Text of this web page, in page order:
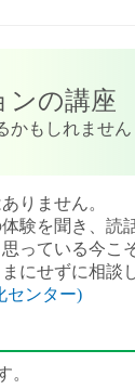
ンの講座
かもしれません
りません。
験を聞き、読
っている今こ
にせずに相談
センター)
。